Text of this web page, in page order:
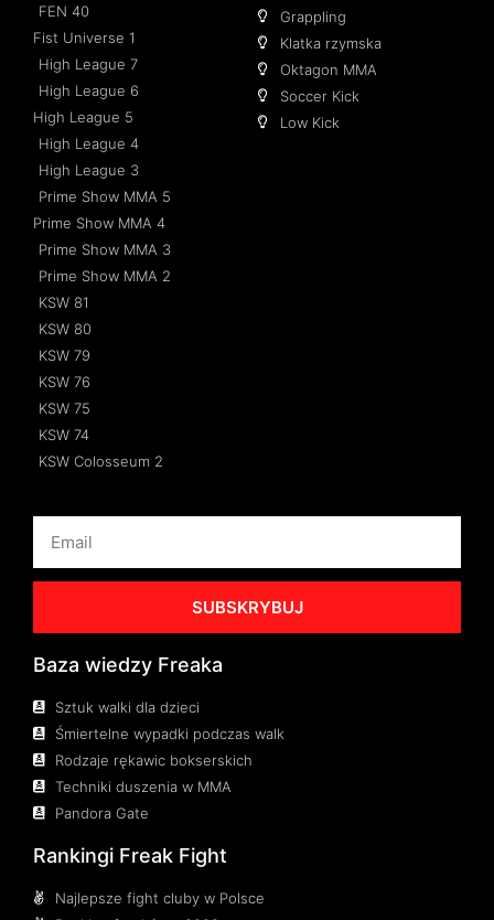
FEN 40
Fist Universe 1
High League 7
High League 6
High League 5
High League 4
High League 3
Prime Show MMA 5
Prime Show MMA 4
Prime Show MMA 3
Prime Show MMA 2
KSW 81
KSW 80
KSW 79
KSW 76
KSW 75
KSW 74
KSW Colosseum 2
Grappling
Klatka rzymska
Oktagon MMA
Soccer Kick
Low Kick
SUBSKRYBUJ
Baza wiedzy Freaka
Sztuk walki dla dzieci
Śmiertelne wypadki podczas walk
Rodzaje rękawic bokserskich
Techniki duszenia w MMA
Pandora Gate
Rankingi Freak Fight
Najlepsze fight cluby w Polsce